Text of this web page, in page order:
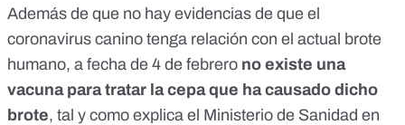
Además de que no hay evidencias de que el
coronavirus canino tenga relación con el actual brote
humano, a fecha de 4 de febrero no existe una
vacuna para tratar la cepa que ha causado dicho
brote, tal y como explica el Ministerio de Sanidad en